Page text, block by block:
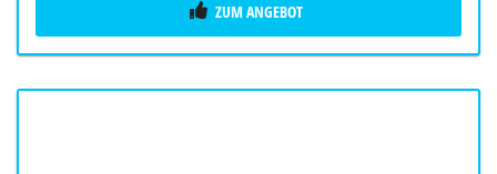
ZUM ANGEBOT